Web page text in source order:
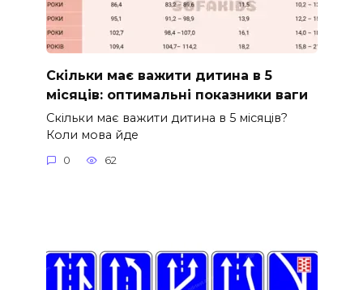
Скільки має важити дитина в 5
місяців: оптимальні показники ваги
Скільки має важити дитина в 5 місяців?
Коли мова йде
0 62